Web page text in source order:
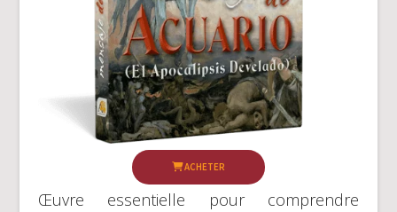
ACHETER
Œuvre essentielle pour comprendre